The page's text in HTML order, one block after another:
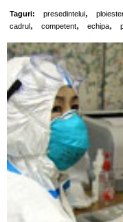
Taguri: presedintelui,
cadrul , competent, echipa,